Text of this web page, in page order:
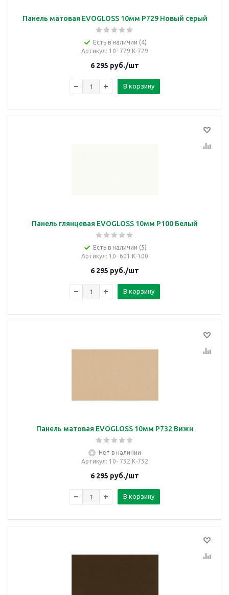
Панель матовая EVOGLOSS 10мм P729 Новый серый
Есть в наличии (4)
Артикул: 10- 729 К-729
6 295 руб./шт
В корзину
Панель глянцевая EVOGLOSS 10мм P100 Белый
Есть в наличии (5)
Артикул: 10- 601 К-100
6 295 руб./шт
В корзину
Панель матовая EVOGLOSS 10мм P732 Вижн
Нет в наличии
Артикул: 10- 732 К-732
6 295 руб./шт
В корзину